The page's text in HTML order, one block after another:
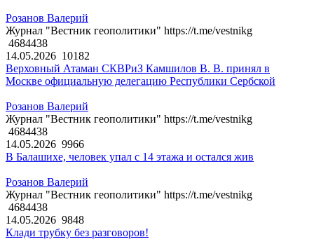
Розанов Валерий
Журнал "Вестник геополитики" https://t.me/vestnikg
4684438
14.05.2026 10182
Верховный Атаман СКВРиЗ Камшилов В. В. принял в
Москве официальную делегацию Республики Сербской
Розанов Валерий
Журнал "Вестник геополитики" https://t.me/vestnikg
4684438
14.05.2026 9966
В Балашихе, человек упал с 14 этажа и остался жив
Розанов Валерий
Журнал "Вестник геополитики" https://t.me/vestnikg
4684438
14.05.2026 9848
Клади трубку без разговоров!